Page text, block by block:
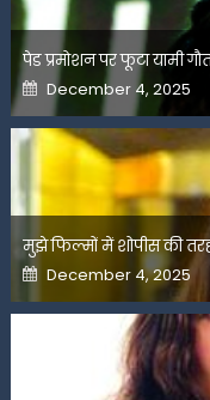
पेड प्रमोशन पर फूटा यामी
Posted
on
December 4, 2025
मुझे फिल्मों में शोपीस की
Posted
on
December 4, 2025